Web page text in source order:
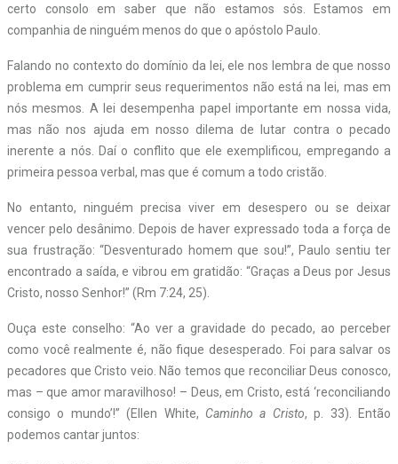
certo consolo em saber que não estamos sós. Estamos em
companhia de ninguém menos do que o apóstolo Paulo.
Falando no contexto do domínio da lei, ele nos lembra de que nosso
problema em cumprir seus requerimentos não está na lei, mas em
nós mesmos. A lei desempenha papel importante em nossa vida,
mas não nos ajuda em nosso dilema de lutar contra o pecado
inerente a nós. Daí o conflito que ele exemplificou, empregando a
primeira pessoa verbal, mas que é comum a todo cristão.
No entanto, ninguém precisa viver em desespero ou se deixar
vencer pelo desânimo. Depois de haver expressado toda a força de
sua frustração: “Desventurado homem que sou!”, Paulo sentiu ter
encontrado a saída, e vibrou em gratidão: “Graças a Deus por Jesus
Cristo, nosso Senhor!” (Rm 7:24, 25).
Ouça este conselho: “Ao ver a gravidade do pecado, ao perceber
como você realmente é, não fique desesperado. Foi para salvar os
pecadores que Cristo veio. Não temos que reconciliar Deus conosco,
mas – que amor maravilhoso! – Deus, em Cristo, está ‘reconciliando
consigo o mundo’!” (Ellen White, Caminho a Cristo, p. 33). Então
podemos cantar juntos: